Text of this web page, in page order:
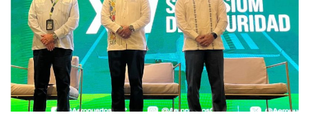
Bruno Blancas Lleva El Mensaje De La Cuarta
Liberan 180 Crías De Iguana Verde En El Estero El Salado
Puerto Vallarta Participa En Los PriceAgencies Awards
Ofrecerán Asesoría Jurídica Gratuita En Puerto Vallarta
Juan Solís E Iris Torres Buscan Integrar La Planilla Del PAN
Realizan Operativo Preventivo En Seis Colonias Del
Arquitecto Luis Munguía Reconoce La Labor Del Personal
Semana Lluviosa Para Puerto Vallarta Con Tormentas Y